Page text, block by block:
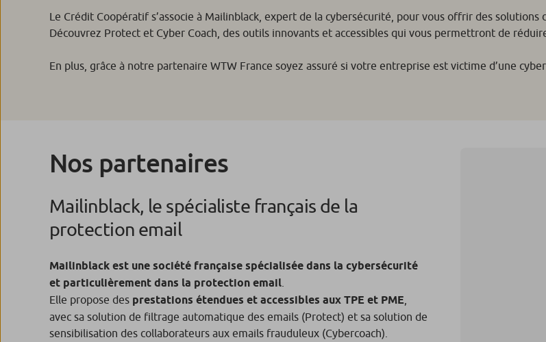
Le Crédit Coopératif s’associe à Mailinblack, expert de la cybersécurité, pour vous offrir des
Découvrez Protect et Cyber Coach, des outils innovants et accessibles qui vous permettront de
En plus, grâce à notre partenaire WTW France soyez assuré si votre entreprise est victime d’une
Nos partenaires
Mailinblack, le spécialiste français de la
protection email
Mailinblack est une société française spécialisée dans la cybersécurité
et particulièrement dans la protection email
Elle propose des prestations étendues et accessibles aux TPE et PME
avec sa solution de filtrage automatique des emails (Protect) et sa solution de
sensibilisation des collaborateurs aux emails frauduleux (Cybercoach).